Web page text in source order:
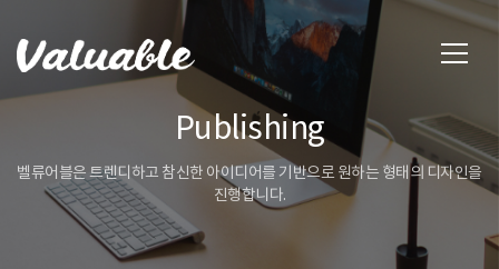
Publishing
벨류어블은 트렌디하고 참신한 아이디어를 기반으로 원하는 형태의 디자인을
진행합니다.